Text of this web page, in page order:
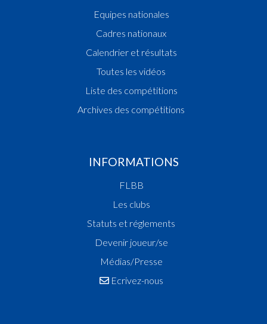
Equipes nationales
Cadres nationaux
Calendrier et résultats
Toutes les vidéos
Liste des compétitions
Archives des compétitions
INFORMATIONS
FLBB
Les clubs
Statuts et réglements
Devenir joueur/se
Médias/Presse
Ecrivez-nous